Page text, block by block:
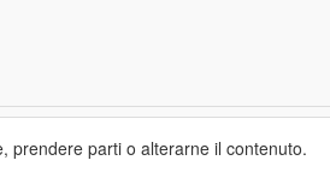
prendere parti o alterarne il contenuto.